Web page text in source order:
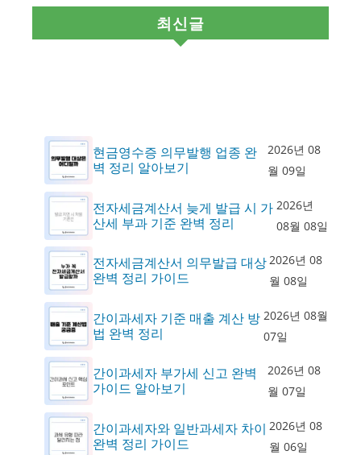
최신글
현금영수증 의무발행 업종 완
벽 정리 알아보기
2026년 08
월 09일
전자세금계산서 늦게 발급 시 가
산세 부과 기준 완벽 정리
2026년
08월 08일
전자세금계산서 의무발급 대상
완벽 정리 가이드
2026년 08
월 08일
간이과세자 기준 매출 계산 방
법 완벽 정리
2026년 08월
07일
간이과세자 부가세 신고 완벽
가이드 알아보기
2026년 08
월 07일
간이과세자와 일반과세자 차이
완벽 정리 가이드
2026년 08
월 06일